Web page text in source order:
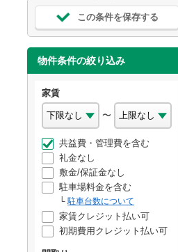
この条件を保存する
物件条件の絞り込み
家賃
〜
共益費・管理費を含む
礼金なし
敷金/保証金なし
駐車場料金を含む
駐車台数について
家賃クレジット払い可
初期費用クレジット払い可